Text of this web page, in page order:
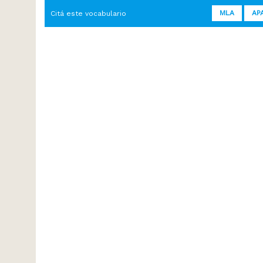
Citá este vocabulario MLA